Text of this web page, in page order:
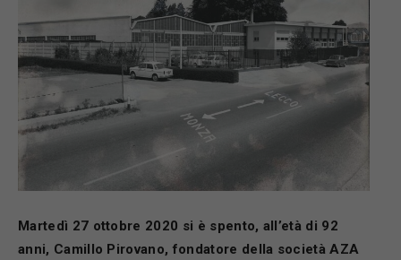
Martedì 27 ottobre 2020 si è spento, all’età di 92
anni, Camillo Pirovano, fondatore della società AZA